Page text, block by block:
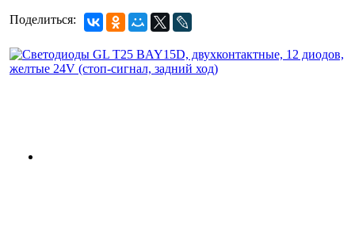
Поделиться: